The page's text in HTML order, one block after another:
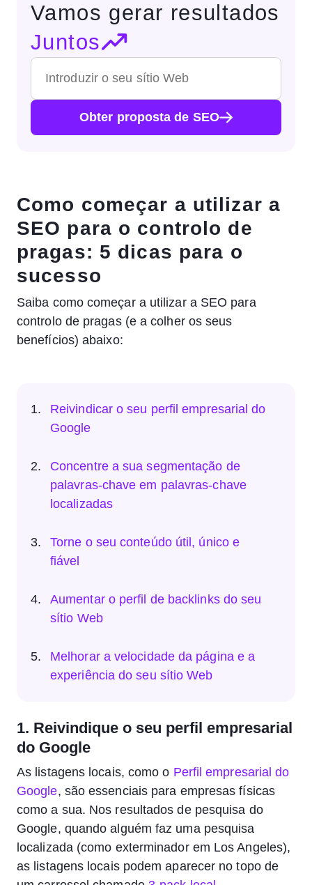
Vamos gerar resultados
Juntos
Obter proposta de SEO
Como começar a utilizar a
SEO para o controlo de
pragas: 5 dicas para o
sucesso
Saiba como começar a utilizar a SEO para
controlo de pragas (e a colher os seus
benefícios) abaixo:
Reivindicar o seu perfil empresarial do
Google
Concentre a sua segmentação de
palavras-chave em palavras-chave
localizadas
Torne o seu conteúdo útil, único e
fiável
Aumentar o perfil de backlinks do seu
sítio Web
Melhorar a velocidade da página e a
experiência do seu sítio Web
1. Reivindique o seu perfil empresarial
do Google
As listagens locais, como o Perfil empresarial do
Google, são essenciais para empresas físicas
como a sua. Nos resultados de pesquisa do
Google, quando alguém faz uma pesquisa
localizada (como exterminador em Los Angeles),
as listagens locais podem aparecer no topo de